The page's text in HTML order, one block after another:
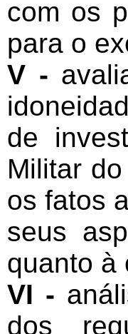
com os
para o
V -
de
Militar
os fatos
seus
quanto à
VI -
dos